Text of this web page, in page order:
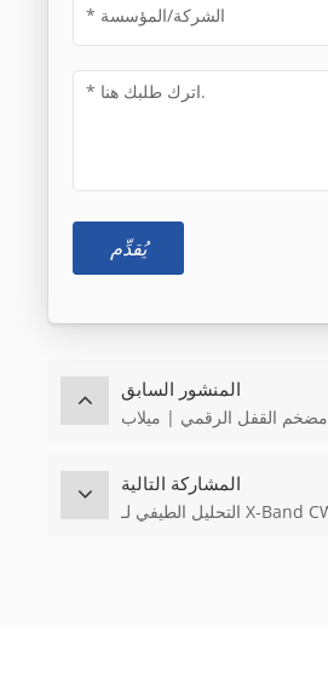
يُقدِّم
المنشور السابق
مضخم القفل الرقمي | ميلاب
المشاركة التالية